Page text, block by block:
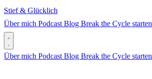
Stief & Glücklich
Über mich Podcast Blog Break the Cycle starten
Über mich Podcast Blog Break the Cycle starten